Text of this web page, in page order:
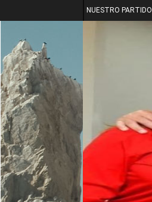
NUESTRO PARTIDO